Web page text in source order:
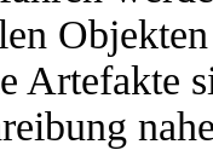
Artefakte